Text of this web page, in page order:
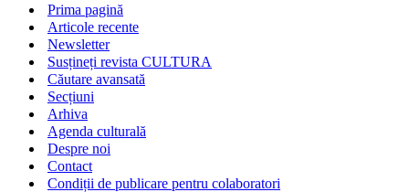
Prima pagină
Articole recente
Newsletter
Susțineți revista CULTURA
Căutare avansată
Secțiuni
Arhiva
Agenda culturală
Despre noi
Contact
Condiții de publicare pentru colaboratori